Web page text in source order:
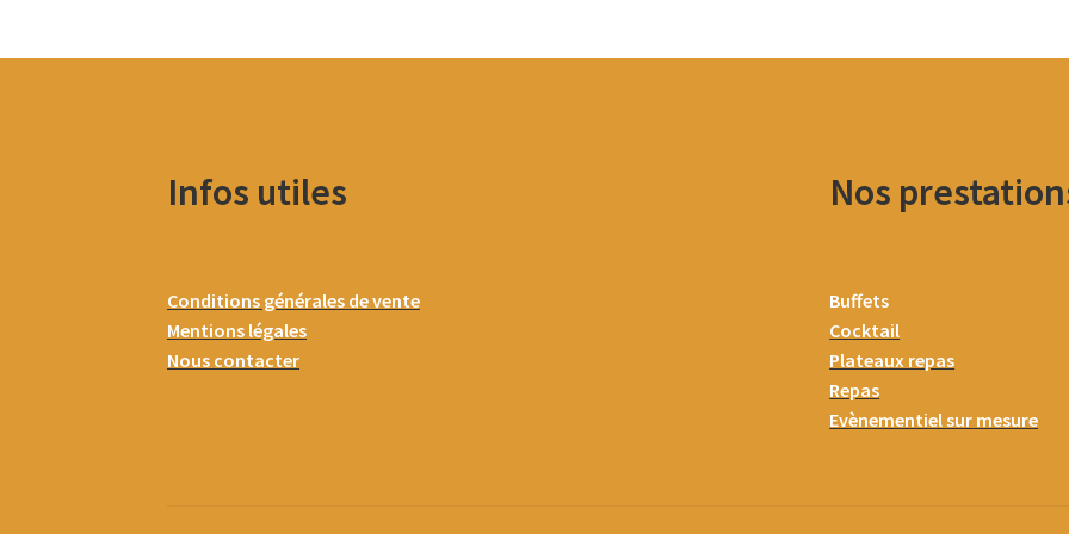
Infos utiles
Conditions générales de vente
Mentions légales
Nous contacter
Nos
Buffets
Cocktail
Plateaux repas
Repas
Evènementiel sur mesure